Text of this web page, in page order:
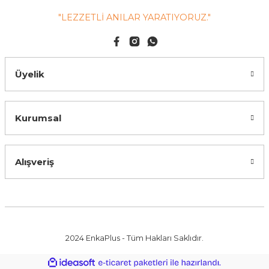
"LEZZETLİ ANILAR YARATIYORUZ."
Üyelik
Kurumsal
Alışveriş
2024 EnkaPlus - Tüm Hakları Saklıdır.
ideasoft e-